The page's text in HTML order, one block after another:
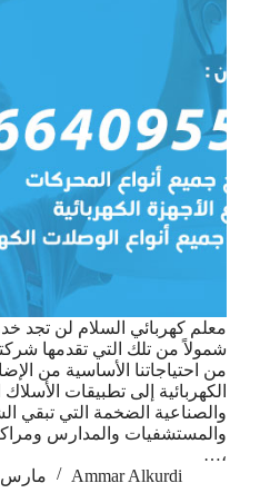
معلم كهربائي السلام لن تجد
شمولاً من تلك التي تقدمها
من احتياجاتنا الأساسية من
الكهربائية إلى تطبيقات الأسلاك
والصناعية الضخمة التي تبقي
والمستشفيات والمدارس
،…
Ammar Alkurdi
مارس 29, 2021